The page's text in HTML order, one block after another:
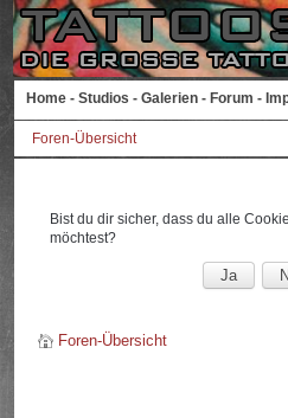
Home - Studios - Galerien - Forum -
Foren-Übersicht
Bist du dir sicher, dass du alle
möchtest?
Foren-Übersicht